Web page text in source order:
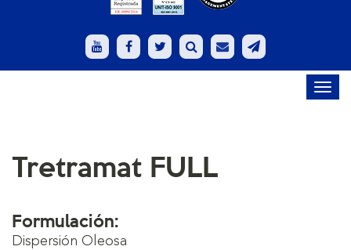
Tretramat FULL
Formulación:
Dispersión Oleosa